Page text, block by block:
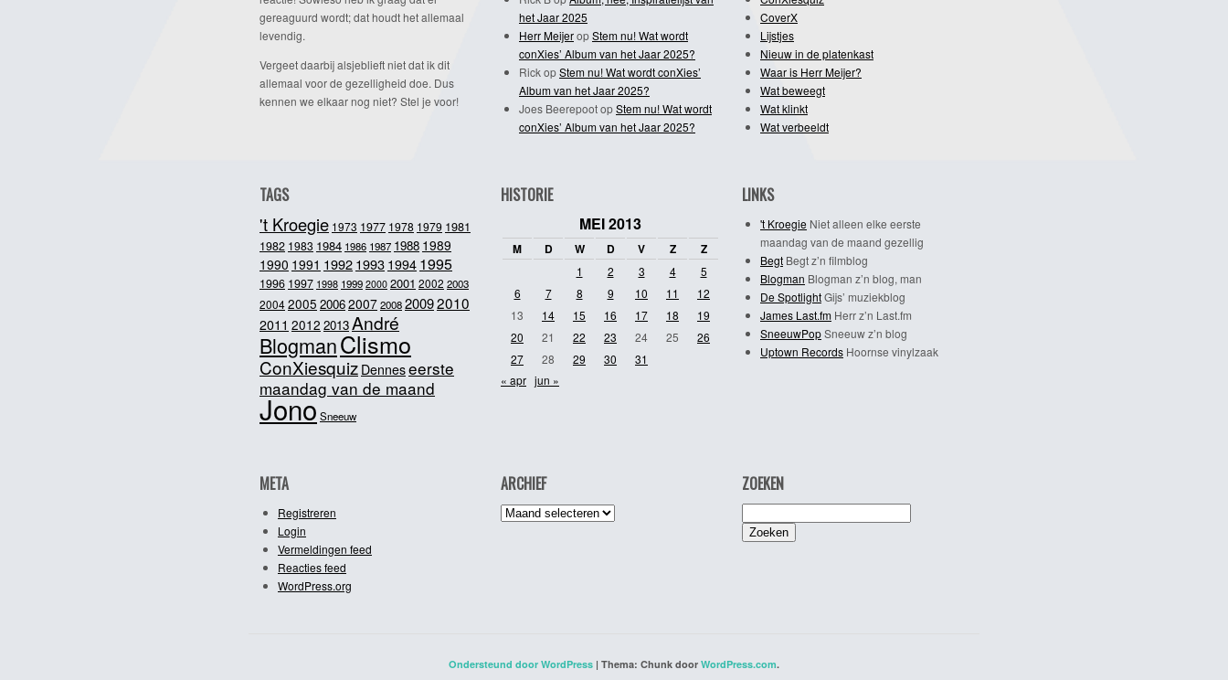
gereaguurd wordt; dat houdt het allemaal
levendig.
Vergeet daarbij alsjeblieft niet dat ik dit
allemaal voor de gezelligheid doe. Dus
kennen we elkaar nog niet? Stel je voor!
het Jaar 2025
Herr MeijeropStem nu! Wat wordt
conXies’ Album van het Jaar 2025?
RickopStem nu! Wat wordt conXies’
Album van het Jaar 2025?
Joes BeerepootopStem nu! Wat wordt
conXies’ Album van het Jaar 2025?
CoverX
Lijstjes
Nieuw in de platenkast
Waar is Herr Meijer?
Wat beweegt
Wat klinkt
Wat verbeeldt
TAGS
't Kroegie 1973 1977 1978 1979 1981
1982 1983 1984 1986 1987 1988 1989
1990 1991 19921993 1994 1995
1996 1997 1998 1999 2000 2001 2002 2003
20042005 20062007200820092010
2011 2012 2013André
BlogmanClismo
ConXiesquiz Denneseerste
maandag van de maand
JonoSneeuw
HISTORIE
MEI 2013
M D W D V Z Z
1 2 3 4
5
6
7 8 9 10 11
12
13
14 15 16 17 18
19
20
21 22 23 24 25
26
27
28 29 30
31
« apr jun »
LINKS
't Kroegie Niet alleen elke eerste
maandag van de maand gezellig
Begt Begt z’n filmblog
Blogman Blogman z’n blog, man
De SpotlightGijs’ muziekblog
James Last.fm Herr z’n Last.fm
SneeuwPopSneeuw z’n blog
Uptown Records Hoornse vinylzaak
META
Registreren
Login
Vermeldingen feed
Reacties feed
WordPress.org
ARCHIEF
Archief
ZOEKEN
naar:
Ondersteund door WordPress | Thema: Chunk door WordPress.com.